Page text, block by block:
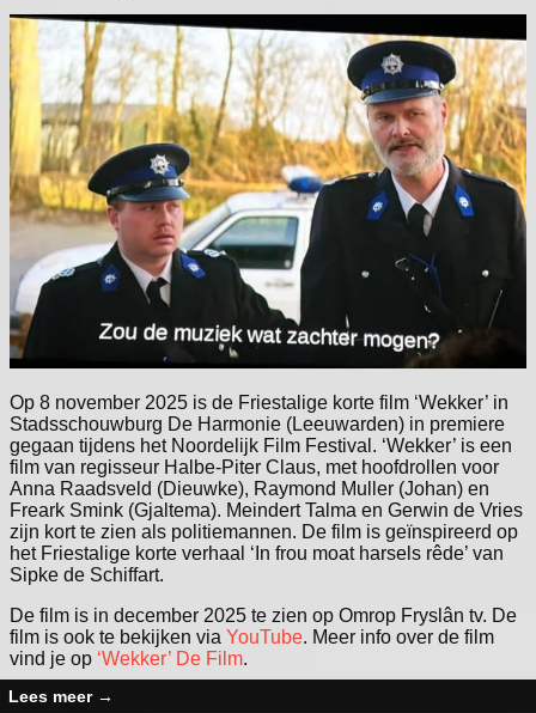
Op 8 november 2025 is de Friestalige korte film ‘Wekker’ in
Stadsschouwburg De Harmonie (Leeuwarden) in premiere
gegaan tijdens het Noordelijk Film Festival. ‘Wekker’ is een
film van regisseur Halbe-Piter Claus, met hoofdrollen voor
Anna Raadsveld (Dieuwke), Raymond Muller (Johan) en
Freark Smink (Gjaltema). Meindert Talma en Gerwin de Vries
zijn kort te zien als politiemannen. De film is geïnspireerd op
het Friestalige korte verhaal ‘In frou moat harsels rêde’ van
Sipke de Schiffart.
De film is in december 2025 te zien op Omrop Fryslân tv. De
film is ook te bekijken via YouTube. Meer info over de film
vind je op ‘Wekker’ De Film.
Lees meer →